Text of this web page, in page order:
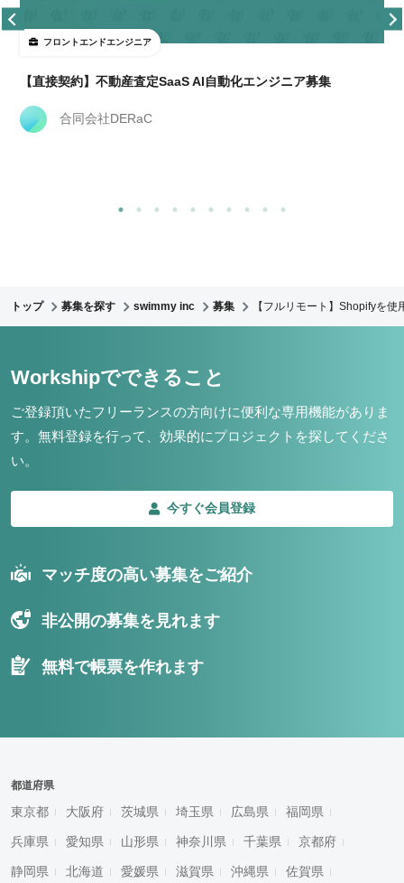
フロントエンドエンジニア
【直接契約】不動産査定SaaS AI自動化エンジニア募集
合同会社DERaC
トップ 募集を探す swimmy inc 募集 【フルリモート】Shopifyを
Workshipでできること
ご登録頂いたフリーランスの方向けに便利な専用機能がありま
す。 無料登録を行って、効果的にプロジェクトを探してくださ
い。
今すぐ会員登録
マッチ度の高い募集をご紹介
非公開の募集を見れます
無料で帳票を作れます
都道府県
東京都 大阪府 茨城県 埼玉県 広島県 福岡県
兵庫県 愛知県 山形県 神奈川県 千葉県 京都府
静岡県 北海道 愛媛県 滋賀県 沖縄県 佐賀県